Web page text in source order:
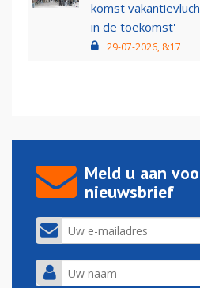
komst
in de toekomst'
29-07-2026, 8:17
Meld u aan
nieuwsbrief